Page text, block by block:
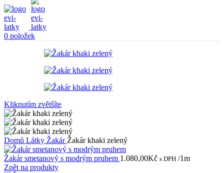
0 položek
Kliknutím zvětšíte
Domů Látky Žakár Žakár khaki zelený
Žakár smetanový s modrým pruhem 1.080,00Kč s DPH /1m
Zpět na produkty